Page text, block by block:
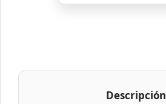
Descripción